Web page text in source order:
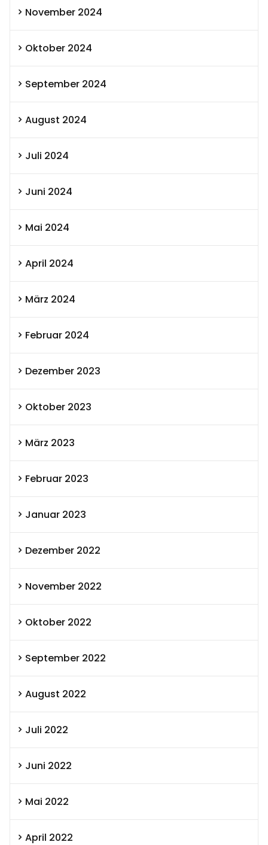
November 2024
Oktober 2024
September 2024
August 2024
Juli 2024
Juni 2024
Mai 2024
April 2024
März 2024
Februar 2024
Dezember 2023
Oktober 2023
März 2023
Februar 2023
Januar 2023
Dezember 2022
November 2022
Oktober 2022
September 2022
August 2022
Juli 2022
Juni 2022
Mai 2022
April 2022